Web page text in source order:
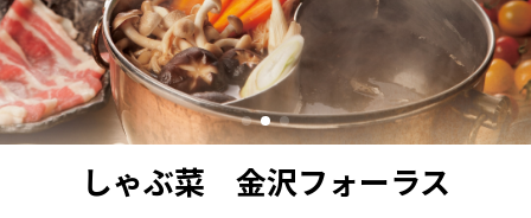
しゃぶ菜 金沢フォーラス